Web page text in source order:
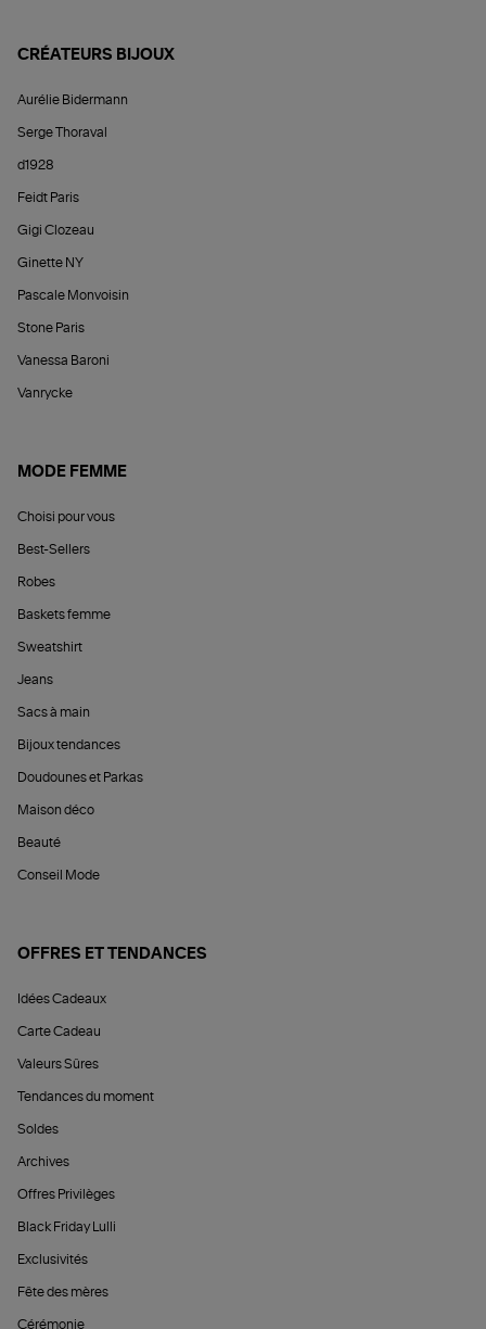
CRÉATEURS BIJOUX
Aurélie Bidermann
Serge Thoraval
d1928
Feidt Paris
Gigi Clozeau
Ginette NY
Pascale Monvoisin
Stone Paris
Vanessa Baroni
Vanrycke
MODE FEMME
Choisi pour vous
Best-Sellers
Robes
Baskets femme
Sweatshirt
Jeans
Sacs à main
Bijoux tendances
Doudounes et Parkas
Maison déco
Beauté
Conseil Mode
OFFRES ET TENDANCES
Idées Cadeaux
Carte Cadeau
Valeurs Sûres
Tendances du moment
Soldes
Archives
Offres Privilèges
Black Friday Lulli
Exclusivités
Fête des mères
Cérémonie